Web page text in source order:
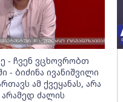
- ჩვენ ვცხოვრობთ
- ბიძინა ივანიშვილი
ამ ქვეყანას, არა
ძალის